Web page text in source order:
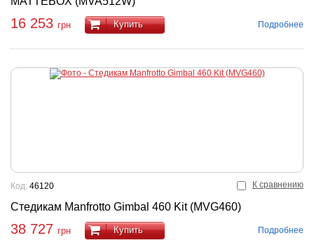
16 253 грн Купить Подробнее
К сравнению
Стедикам Manfrotto Gimbal 460 Kit (MVG460)
Код: 46120
38 727 грн Купить Подробнее